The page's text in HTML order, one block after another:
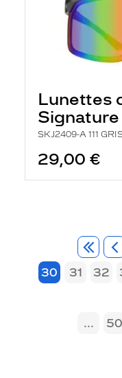
Lunettes
SKJ2409-A 111
29,00 €
30
31 32
...
50